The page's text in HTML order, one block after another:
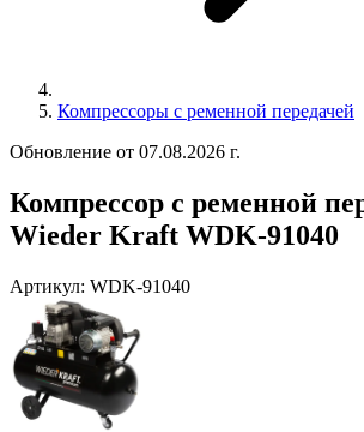
Компрессоры с ременной передачей
Обновление от 07.08.2026 г.
Компрессор с ременной
Wieder Kraft WDK-91040
Артикул: WDK-91040